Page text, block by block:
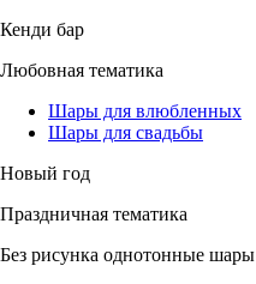
Кенди бар
Любовная тематика
Шары для влюбленных
Шары для свадьбы
Новый год
Праздничная тематика
Без рисунка однотонные шары